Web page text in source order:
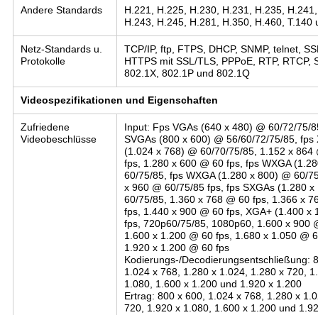
Andere Standards
H.221, H.225, H.230, H.231, H.235,
H.243, H.245, H.281, H.350, H.460, T.140
Netz-Standards u.
Protokolle
TCP/IP, ftp, FTPS, DHCP, SNMP, telnet,
HTTPS mit SSL/TLS, PPPoE, RTP, RTCP,
802.1X, 802.1P und 802.1Q
Videospezifikationen und Eigenschaften
Zufriedene
Videobeschlüsse
Input: Fps VGAs (640 x 480) @ 60/72/75/
SVGAs (800 x 600) @ 56/60/72/75/85, fps
(1.024 x 768) @ 60/70/75/85, 1.152 x 864
fps, 1.280 x 600 @ 60 fps, fps WXGA
60/75/85, fps WXGA (1.280 x 800) @ 60/
x 960 @ 60/75/85 fps, fps SXGAs (1.280 x
60/75/85, 1.360 x 768 @ 60 fps, 1.366 x
fps, 1.440 x 900 @ 60 fps, XGA+ (1.400 x
fps, 720p60/75/85, 1080p60, 1.600 x 900
1.600 x 1.200 @ 60 fps, 1.680 x 1.050 @
1.920 x 1.200 @ 60 fps
Kodierungs-/Decodierungsentschließung:
1.024 x 768, 1.280 x 1.024, 1.280 x 720,
1.080, 1.600 x 1.200 und 1.920 x 1.200
Ertrag: 800 x 600, 1.024 x 768, 1.280 x
720, 1.920 x 1.080, 1.600 x 1.200 und